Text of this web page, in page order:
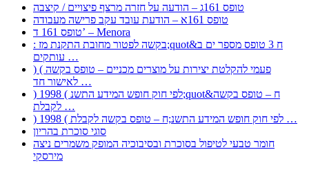
טופס 161ג – הודעה על חזרה מרצף פיצויים / קיצבה
טופס 161א – הודעת עובד עקב פרישה מעבודה
טופס 161 ד’ – Menora
: בקשה לפטור מחובת התקנת מז;quot&ח 3 טופס מספר ים ב
עותקים …
) ( פעמי להקלטת יצירות על מוצרים מכניים – טופס בקשה
לאישור חד …
) 1998 ( לפי חוק חופש המידע התשנ;quot&ח – טופס בקשה
לקבלת …
) 1998 ( לפי חוק חופש המידע התשנ;ח – טופס בקשה לקבלת …
סוגי סוכרת בהריון
חומר טבעי לטיפול בסוכרת ובסיבוכיה המופק משמרים ניצה
מירסקי